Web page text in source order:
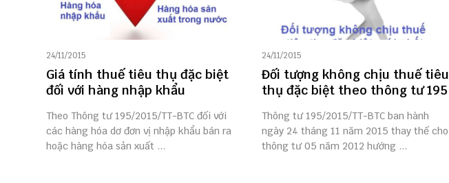
24/11/2015
Giá tính thuế tiêu thụ đặc biệt
đối với hàng nhập khẩu
Theo Thông tư 195/2015/TT-BTC đối với
các hàng hóa dơ đơn vị nhập khẩu bán ra
hoặc hàng hóa sản xuất ...
24/11/2015
Đối tượng không chịu thuế tiêu
thụ đặc biệt theo thông tư 195
Thông tư 195/2015/TT-BTC ban hành
ngày 24 tháng 11 năm 2015 thay thế cho
thông tư 05 năm 2012 hướng ...